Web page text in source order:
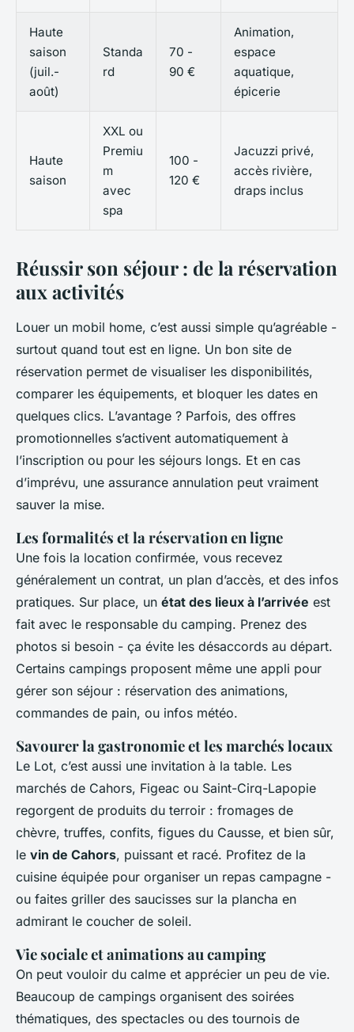
Haute
saison
(juil.-
août)
Standa
rd
70 -
90 €
Animation,
espace
aquatique,
épicerie
Haute
saison
XXL ou
Premiu
m
avec
spa
100 -
120 €
Jacuzzi privé,
accès rivière,
draps inclus
Réussir son séjour : de la réservation
aux activités
Louer un mobil home, c’est aussi simple qu’agréable -
surtout quand tout est en ligne. Un bon site de
réservation permet de visualiser les disponibilités,
comparer les équipements, et bloquer les dates en
quelques clics. L’avantage ? Parfois, des offres
promotionnelles s’activent automatiquement à
l’inscription ou pour les séjours longs. Et en cas
d’imprévu, une assurance annulation peut vraiment
sauver la mise.
Les formalités et la réservation en ligne
Une fois la location confirmée, vous recevez
généralement un contrat, un plan d’accès, et des infos
pratiques. Sur place, un état des lieux à l’arrivée est
fait avec le responsable du camping. Prenez des
photos si besoin - ça évite les désaccords au départ.
Certains campings proposent même une appli pour
gérer son séjour : réservation des animations,
commandes de pain, ou infos météo.
Savourer la gastronomie et les marchés locaux
Le Lot, c’est aussi une invitation à la table. Les
marchés de Cahors, Figeac ou Saint-Cirq-Lapopie
regorgent de produits du terroir : fromages de
chèvre, truffes, confits, figues du Causse, et bien sûr,
le vin de Cahors, puissant et racé. Profitez de la
cuisine équipée pour organiser un repas campagne -
ou faites griller des saucisses sur la plancha en
admirant le coucher de soleil.
Vie sociale et animations au camping
On peut vouloir du calme et apprécier un peu de vie.
Beaucoup de campings organisent des soirées
thématiques, des spectacles ou des tournois de